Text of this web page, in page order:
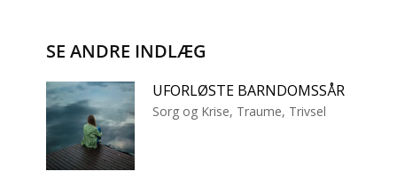
SE ANDRE INDLÆG
UFORLØSTE BARNDOMSSÅR
Sorg og Krise, Traume, Trivsel